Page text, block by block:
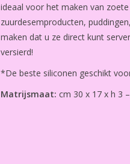
ideaal voor het maken van
zuurdesemproducten,
maken dat u ze direct kunt
versierd!
*De beste siliconen geschikt
Matrijsmaat: cm 30 x 17 x h 3